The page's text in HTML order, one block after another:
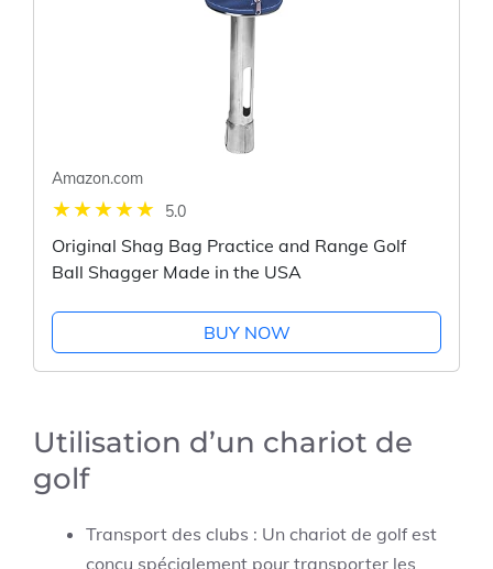
Amazon.com
5.0
Original Shag Bag Practice and Range Golf
Ball Shagger Made in the USA
BUY NOW
Utilisation d’un chariot de
golf
Transport des clubs : Un chariot de golf est
conçu spécialement pour transporter les